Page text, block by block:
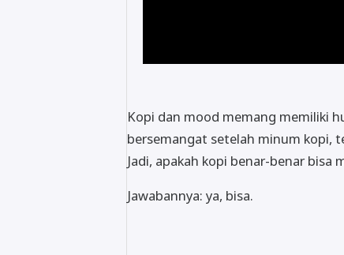
Kopi dan mood memang memiliki
bersemangat setelah minum kopi,
Jadi, apakah kopi benar-benar bisa
Jawabannya: ya, bisa.